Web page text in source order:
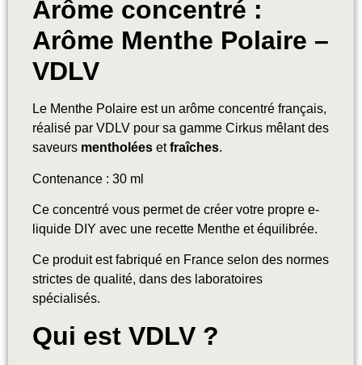
Arôme concentré :
Arôme Menthe Polaire –
VDLV
Le Menthe Polaire est un arôme concentré français,
réalisé par VDLV pour sa gamme Cirkus mêlant des
saveurs mentholées etfraîches.
Contenance : 30 ml
Ce concentré vous permet de créer votre propre e-
liquide DIY avec une recette Menthe et équilibrée.
Ce produit est fabriqué en France selon des normes
strictes de qualité, dans des laboratoires
spécialisés.
Qui est VDLV ?